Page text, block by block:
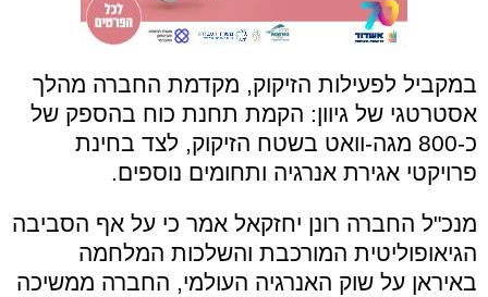
במקביל לפעילות הזיקוק, מקדמת החברה מהלך
אסטרטגי של גיוון: הקמת תחנת כוח בהספק של
כ-800 מגה-וואט בשטח הזיקוק, לצד בחינת
פרויקטי אגירת אנרגיה ותחומים נוספים.
מנכ"ל החברה רונן יחזקאל אמר כי על אף הסביבה
הגיאופוליטית המורכבת והשלכות המלחמה
באיראן על שוק האנרגיה העולמי, החברה ממשיכה